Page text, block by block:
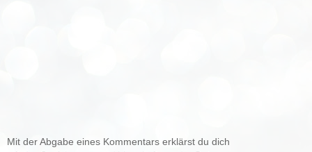
Mit der Abgabe eines Kommentars erklärst du dich